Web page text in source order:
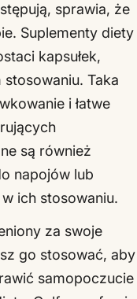
sprawia, że
Suplementy diety
kapsułek,
Taka
i łatwe
są również
napojów lub
ich stosowaniu.
za swoje
go stosować, aby
samopoczucie